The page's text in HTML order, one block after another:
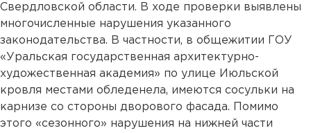
Свердловской области. В ходе проверки выявлены
многочисленные нарушения указанного
законодательства. В частности, в общежитии ГОУ
«Уральская государственная архитектурно-
художественная академия» по улице Июльской
кровля местами обледенела, имеются сосульки на
карнизе со стороны дворового фасада. Помимо
этого «сезонного» нарушения на нижней части